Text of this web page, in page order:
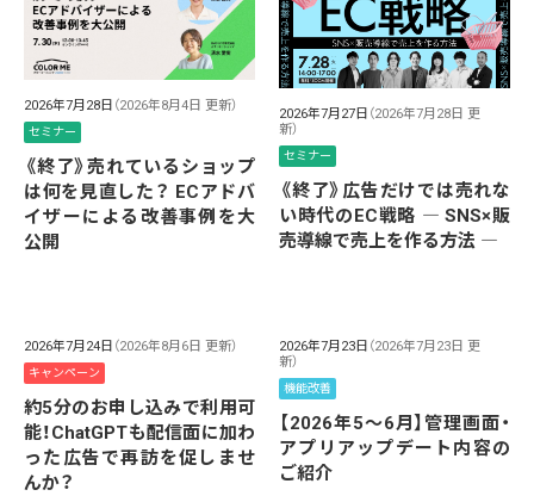
2026年7月28日 （2026年8月4日 更新）
セミナー
《終了》売れているショップ
は何を見直した？ ECアドバ
イザーによる改善事例を大
公開
2026年7月27日 （2026年7月28日 更
新）
セミナー
《終了》広告だけでは売れな
い時代のEC戦略 ― SNS×販
売導線で売上を作る方法 ―
2026年7月24日 （2026年8月6日 更新）
キャンペーン
約5分のお申し込みで利用可
能！ChatGPTも配信面に加わ
った広告で再訪を促しませ
んか？
2026年7月23日 （2026年7月23日 更
新）
機能改善
【2026年5～6月】管理画面・
アプリアップデート内容の
ご紹介